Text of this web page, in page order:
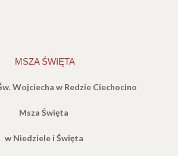
MSZA ŚWIĘTA
Wojciecha w Redzie Ciechocino
Msza Święta
w Niedziele i Święta